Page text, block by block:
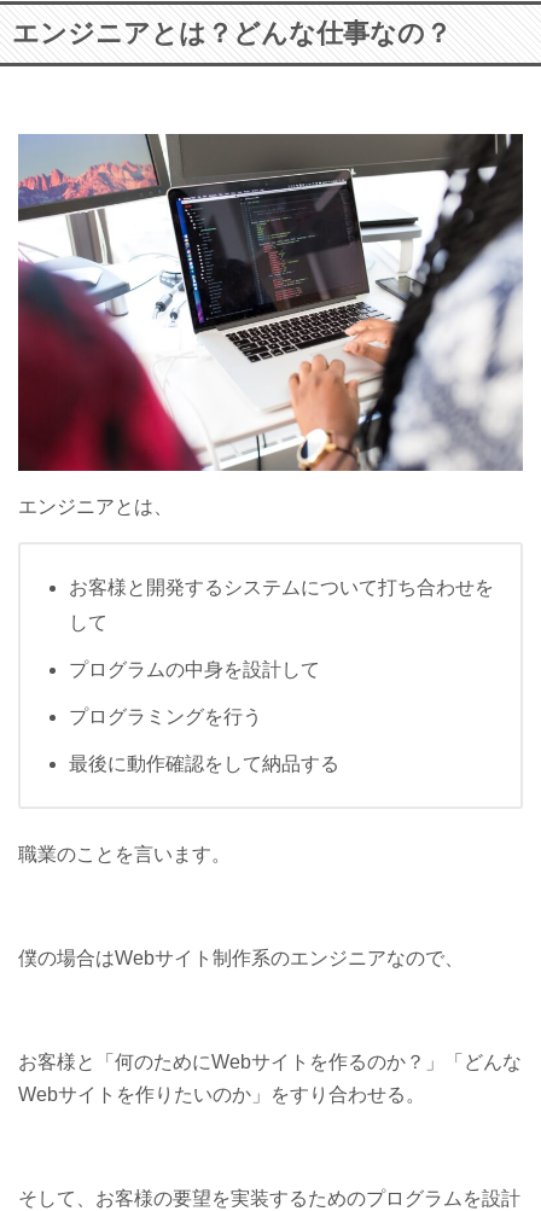
エンジニアとは？どんな仕事なの？
エンジニアとは、
お客様と開発するシステムについて打ち合わせを
して
プログラムの中身を設計して
プログラミングを行う
最後に動作確認をして納品する
職業のことを言います。
僕の場合はWebサイト制作系のエンジニアなので、
お客様と「何のためにWebサイトを作るのか？」「どんな
Webサイトを作りたいのか」をすり合わせる。
そして、お客様の要望を実装するためのプログラムを設計